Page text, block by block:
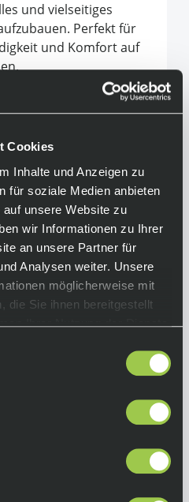
Cookies
Inhalte und Anzeigen zu
für soziale Medien anbieten
unsere Website zu
wir Informationen zu Ihrer
an unsere Partner für
Analysen weiter. Unsere
möglicherweise mit
die Sie ihnen bereitgestellt
Ihrer Nutzung der Dienste
und vielseitiges
Perfekt für
und Komfort auf
konisches Steuerrohr,
Kettenführung,
Bremsaufnahme,
Bremszugführung,
Mount-
Auswahl der
für dein Traumbike?